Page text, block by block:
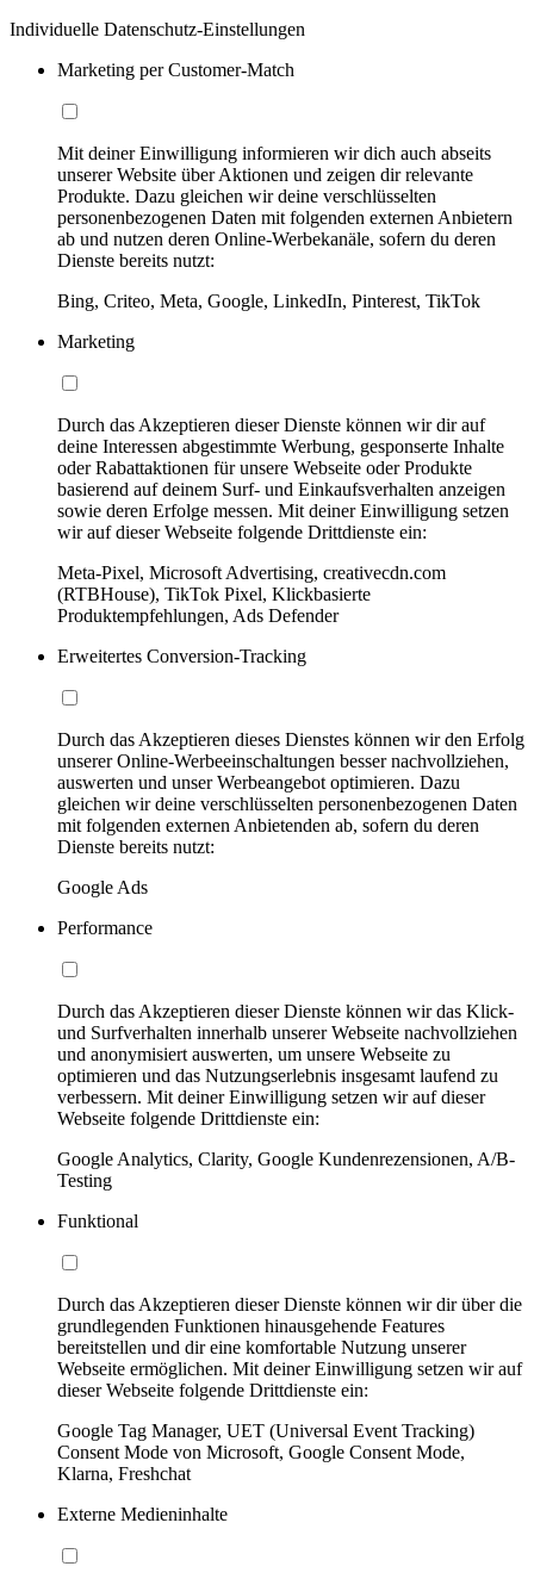
Individuelle Datenschutz-Einstellungen
Marketing per Customer-Match
Mit deiner Einwilligung informieren wir dich auch abseits
unserer Website über Aktionen und zeigen dir relevante
Produkte. Dazu gleichen wir deine verschlüsselten
personenbezogenen Daten mit folgenden externen Anbietern
ab und nutzen deren Online-Werbekanäle, sofern du deren
Dienste bereits nutzt:
Bing, Criteo, Meta, Google, LinkedIn, Pinterest, TikTok
Marketing
Durch das Akzeptieren dieser Dienste können wir dir auf
deine Interessen abgestimmte Werbung, gesponserte Inhalte
oder Rabattaktionen für unsere Webseite oder Produkte
basierend auf deinem Surf- und Einkaufsverhalten anzeigen
sowie deren Erfolge messen. Mit deiner Einwilligung setzen
wir auf dieser Webseite folgende Drittdienste ein:
Meta-Pixel, Microsoft Advertising, creativecdn.com
(RTBHouse), TikTok Pixel, Klickbasierte
Produktempfehlungen, Ads Defender
Erweitertes Conversion-Tracking
Durch das Akzeptieren dieses Dienstes können wir den Erfolg
unserer Online-Werbeeinschaltungen besser nachvollziehen,
auswerten und unser Werbeangebot optimieren. Dazu
gleichen wir deine verschlüsselten personenbezogenen Daten
mit folgenden externen Anbietenden ab, sofern du deren
Dienste bereits nutzt:
Google Ads
Performance
Durch das Akzeptieren dieser Dienste können wir das Klick-
und Surfverhalten innerhalb unserer Webseite nachvollziehen
und anonymisiert auswerten, um unsere Webseite zu
optimieren und das Nutzungserlebnis insgesamt laufend zu
verbessern. Mit deiner Einwilligung setzen wir auf dieser
Webseite folgende Drittdienste ein:
Google Analytics, Clarity, Google Kundenrezensionen, A/B-
Testing
Funktional
Durch das Akzeptieren dieser Dienste können wir dir über die
grundlegenden Funktionen hinausgehende Features
bereitstellen und dir eine komfortable Nutzung unserer
Webseite ermöglichen. Mit deiner Einwilligung setzen wir auf
dieser Webseite folgende Drittdienste ein:
Google Tag Manager, UET (Universal Event Tracking)
Consent Mode von Microsoft, Google Consent Mode,
Klarna, Freshchat
Externe Medieninhalte